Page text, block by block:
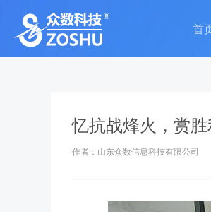
首
忆抗战烽火，赏
作者：山东众数信息科技有限公司